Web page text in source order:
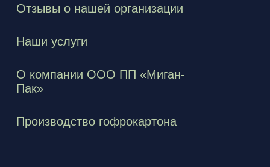
Отзывы о нашей организации
Наши услуги
О компании ООО ПП «Миган-
Пак»
Производство гофрокартона